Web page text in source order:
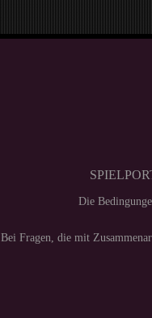
Die
Bei Fragen, die mit